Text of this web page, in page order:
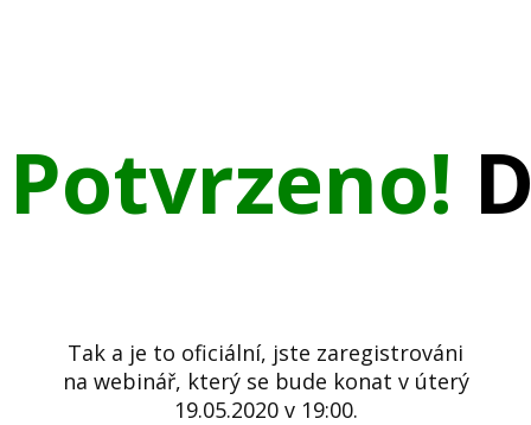
Potvrzeno!
Tak a je to oficiální, jste zaregistrováni
na webinář, který se bude konat v úterý
19.05.2020 v 19:00.